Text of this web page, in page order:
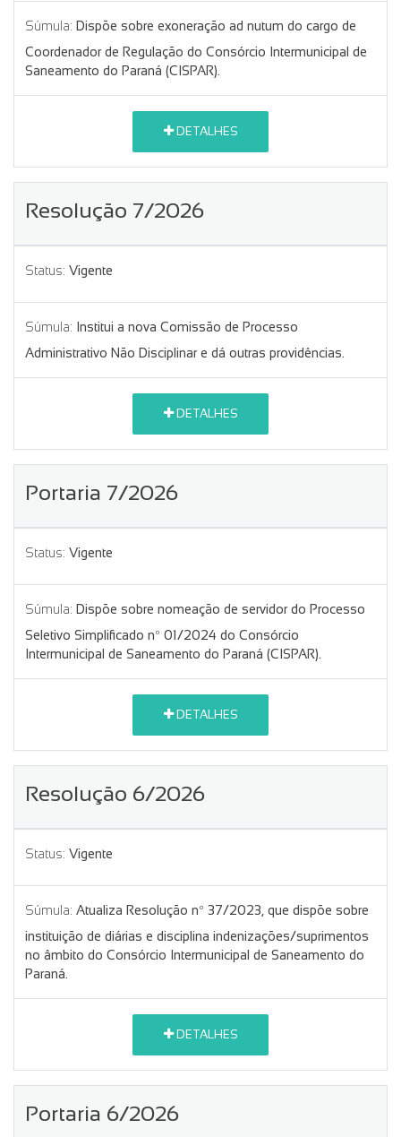
Súmula: Dispõe sobre exoneração ad nutum do cargo de
Coordenador de Regulação do Consórcio Intermunicipal de
Saneamento do Paraná (CISPAR).
DETALHES
Resolução 7/2026
Status: Vigente
Súmula: Institui a nova Comissão de Processo
Administrativo Não Disciplinar e dá outras providências.
DETALHES
Portaria 7/2026
Status: Vigente
Súmula: Dispõe sobre nomeação de servidor do Processo
Seletivo Simplificado nº 01/2024 do Consórcio
Intermunicipal de Saneamento do Paraná (CISPAR).
DETALHES
Resolução 6/2026
Status: Vigente
Súmula: Atualiza Resolução nº 37/2023, que dispõe sobre
instituição de diárias e disciplina indenizações/suprimentos
no âmbito do Consórcio Intermunicipal de Saneamento do
Paraná.
DETALHES
Portaria 6/2026